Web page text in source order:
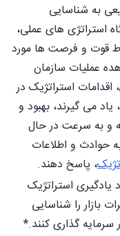
به شناسایی
استراتژی های عملی،
قوت و فرصت ها مورد
عملیات سازمان
استراتژیک در
می گیرند، بهبود و
و به سرعت در حال
حوادث و اطلاعات
، پاسخ دهند.
استراتژیک
بازار را شناسایی
گذاری کنند.*